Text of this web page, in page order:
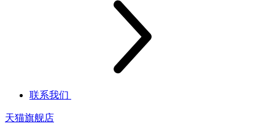
联系我们
天猫旗舰店